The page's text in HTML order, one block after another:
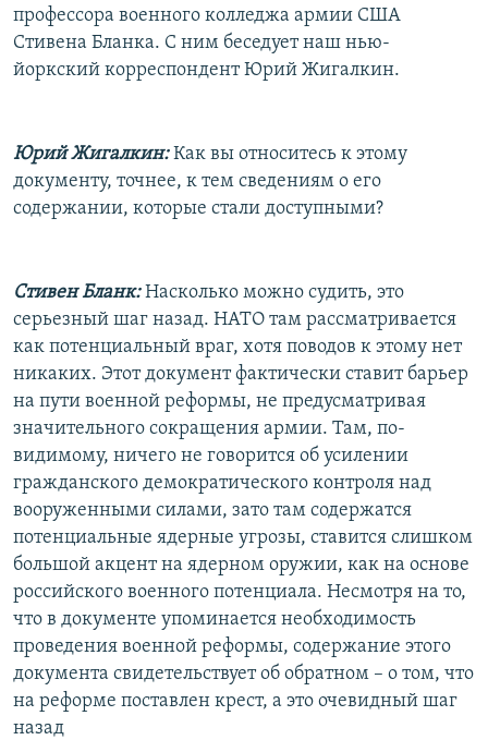
профессора военного колледжа армии США
Стивена Бланка. С ним беседует наш нью-
йоркский корреспондент Юрий Жигалкин.
Юрий Жигалкин:Как вы относитесь к этому
документу, точнее, к тем сведениям о его
содержании, которые стали доступными?
Стивен Бланк:Насколько можно судить, это
серьезный шаг назад. НАТО там рассматривается
как потенциальный враг, хотя поводов к этому нет
никаких. Этот документ фактически ставит барьер
на пути военной реформы, не предусматривая
значительного сокращения армии. Там, по-
видимому, ничего не говорится об усилении
гражданского демократического контроля над
вооруженными силами, зато там содержатся
потенциальные ядерные угрозы, ставится слишком
большой акцент на ядерном оружии, как на основе
российского военного потенциала. Несмотря на то,
что в документе упоминается необходимость
проведения военной реформы, содержание этого
документа свидетельствует об обратном – о том, что
на реформе поставлен крест, а это очевидный шаг
назад